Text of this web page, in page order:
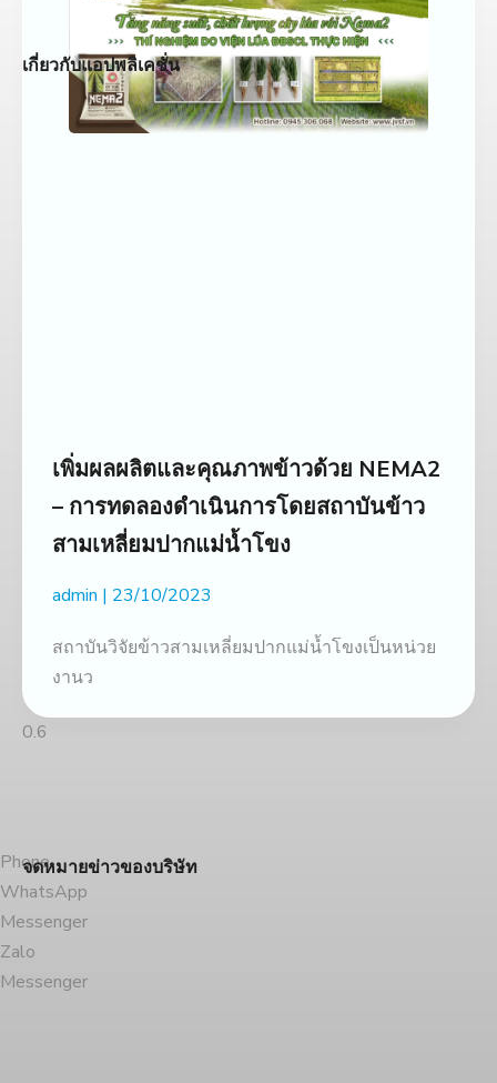
เกี่ยวกับแอปพลิเคชั่น
จดหมายข่าวของบริษัท
เพิ่มผลผลิตและคุณภาพข้าวด้วย NEMA2
– การทดลองดำเนินการโดยสถาบันข้าว
สามเหลี่ยมปากแม่น้ำโขง
admin 23/10/2023
สถาบันวิจัยข้าวสามเหลี่ยมปากแม่น้ำโขงเป็นหน่วย
งานว
Phone
WhatsApp
Messenger
Zalo
Messenger